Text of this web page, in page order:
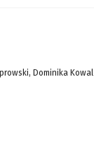
Dominika Kowal